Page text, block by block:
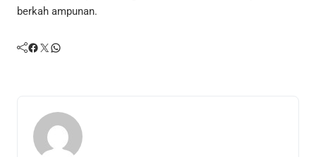
berkah ampunan.
Facebook Twitter WhatsApp